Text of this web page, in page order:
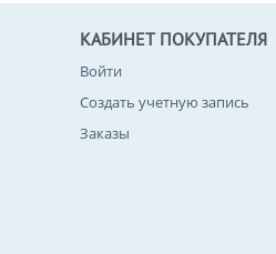
КАБИНЕТ ПОКУПАТЕЛЯ
Войти
Создать учетную запись
Заказы